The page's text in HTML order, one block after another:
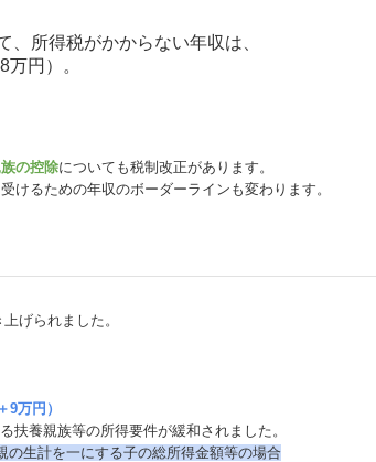
、所得税がかからない年収は、
円）。
の控除についても税制改正があります。
けるための年収のボーダーラインも変わります。
げられました。
9万円）
扶養親族等の所得要件が緩和されました。
⽣計を⼀にする⼦の総所得⾦額等の場合